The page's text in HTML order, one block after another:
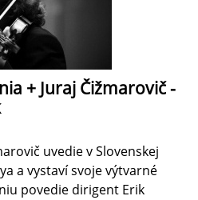
+ Juraj Čižmarovič -
uvedie v Slovenskej
a vystaví svoje výtvarné
povedie dirigent Erik